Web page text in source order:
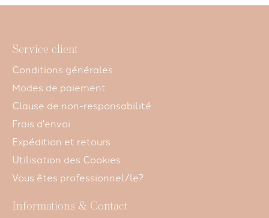
Service client
Conditions générales
Modes de paiement
Clause de non-responsabilité
Frais d'envoi
Expédition et retours
Utilisation des Cookies
Vous êtes professionnel/le?
Informations & Contact